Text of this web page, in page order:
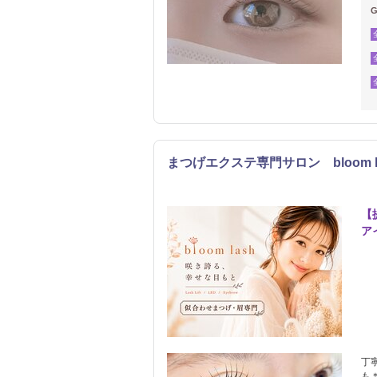
まつげエクステ専門サロン bloom
ア
丁